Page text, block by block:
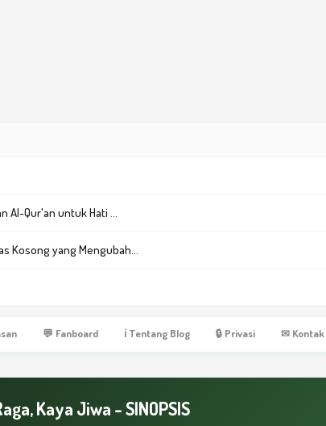
Al-Qur'an untuk Hati ...
Kosong yang Mengubah...
💬 Fanboard ℹ Tentang Blog 🔒 Privasi ✉ Kontak
Kaya Jiwa - SINOPSIS